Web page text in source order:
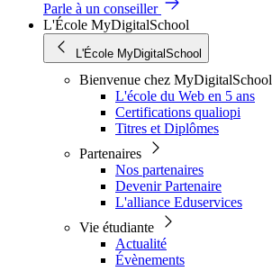
Parle à un conseiller
L'École MyDigitalSchool
L'École MyDigitalSchool
Bienvenue chez MyDigitalSchool
L'école du Web en 5 ans
Certifications qualiopi
Titres et Diplômes
Partenaires
Nos partenaires
Devenir Partenaire
L'alliance Eduservices
Vie étudiante
Actualité
Évènements